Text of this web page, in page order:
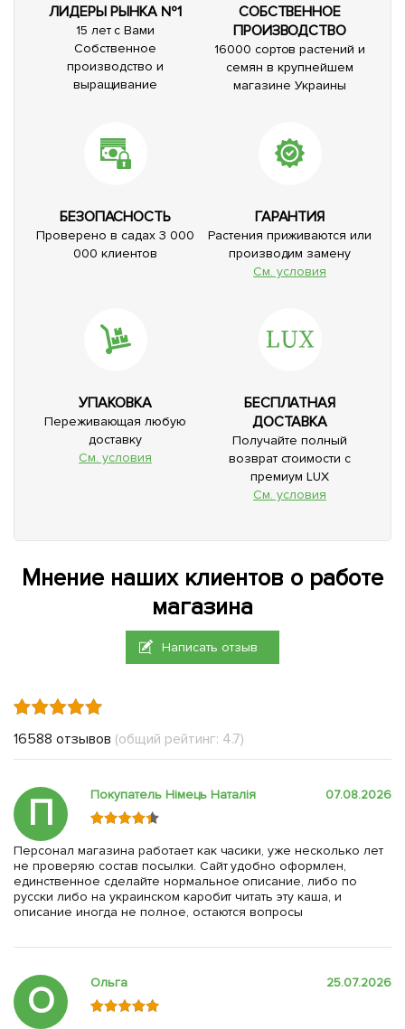
ЛИДЕРЫ РЫНКА №1
15 лет с Вами
Собственное
производство и
выращивание
СОБСТВЕННОЕ
ПРОИЗВОДСТВО
16000 сортов растений и
семян в крупнейшем
магазине Украины
БЕЗОПАСНОСТЬ
Проверено в садах 3 000
000 клиентов
ГАРАНТИЯ
Растения приживаются или
производим замену
См. условия
УПАКОВКА
Переживающая любую
доставку
См. условия
БЕСПЛАТНАЯ
ДОСТАВКА
Получайте полный
возврат стоимости с
премиум LUX
См. условия
Мнение наших клиентов о работе
магазина
Написать отзыв
16588 отзывов (общий рейтинг: 4.7)
П Покупатель Німець Наталія 07.08.2026
Персонал магазина работает как часики, уже несколько лет
не проверяю состав посылки. Сайт удобно оформлен,
единственное сделайте нормальное описание, либо по
русски либо на украинском каробит читать эту каша, и
описание иногда не полное, остаются вопросы
О Ольга 25.07.2026